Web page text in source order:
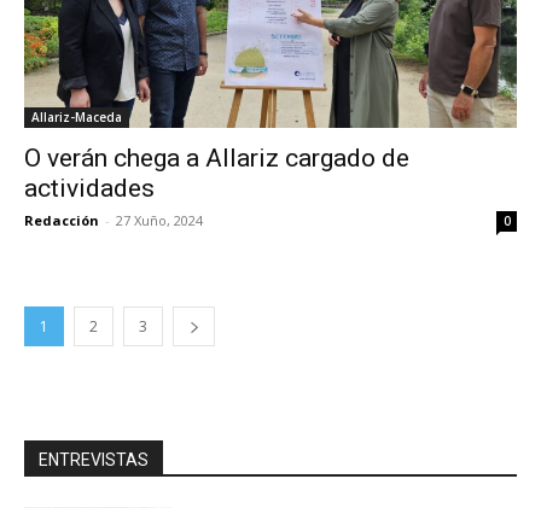
Allariz-Maceda
O verán chega a Allariz cargado de
actividades
Redacción - 27 Xuño, 2024 0
1 2 3
ENTREVISTAS